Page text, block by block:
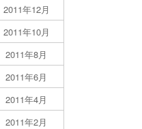
2011年12月
2011年10月
2011年8月
2011年6月
2011年4月
2011年2月